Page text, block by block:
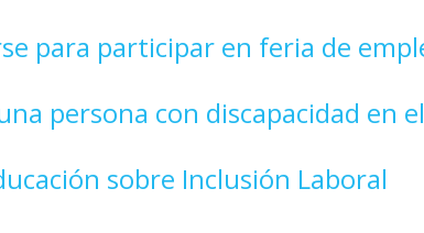
para participar en feria de
persona con discapacidad en
sobre Inclusión Laboral